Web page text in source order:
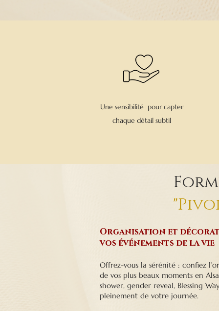
Une sensibilité pour capter
chaque détail subtil
Organisation et
vos événements de la vie
Offrez-vous la sérénité : confiez
de vos plus beaux moments en
shower, gender reveal, Blessing
pleinement de votre journée.